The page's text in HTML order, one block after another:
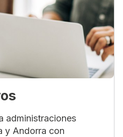
administraciones
y Andorra con